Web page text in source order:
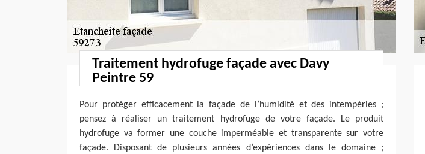
Traitement hydrofuge façade avec Davy
Peintre 59
Pour protéger efficacement la façade de l’humidité et des intempéries ;
pensez à réaliser un traitement hydrofuge de votre façade. Le produit
hydrofuge va former une couche imperméable et transparente sur votre
façade. Disposant de plusieurs années d’expériences dans le domaine ;